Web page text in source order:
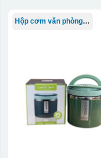
Hộp cơm văn phòng Trung Quốc